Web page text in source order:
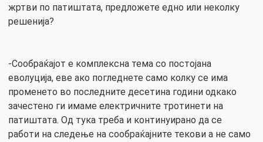
жртви по патиштата, предложете едно или неколку
решенија?
-Сообраќајот е комплексна тема со постојана
еволуција, еве ако погледнете само колку се има
променето во последните десетина години одкако
зачестено ги имаме електричните тротинети на
патиштата. Од тука треба и континуирано да се
работи на следење на сообраќајните текови а не само